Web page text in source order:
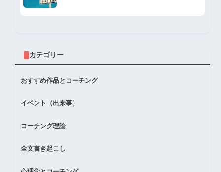
カテゴリー
おすすめ作品とコーチング
イベント（出来事）
コーチング理論
全文書き起こし